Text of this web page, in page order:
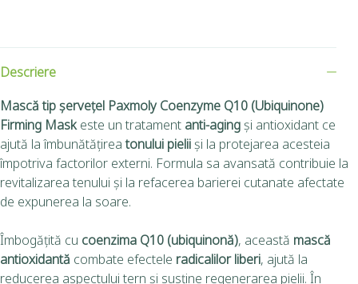
Descriere
Mască tip șervețel Paxmoly Coenzyme Q10 (Ubiquinone)
Firming Maskeste un tratament anti-agingși antioxidant ce
ajută la îmbunătățireatonului pieliiși la protejarea acesteia
împotriva factorilor externi. Formula sa avansată contribuie la
revitalizarea tenului și la refacerea barierei cutanate afectate
de expunerea la soare.
Îmbogățită cu coenzima Q10 (ubiquinonă), această mască
antioxidantă combate efectele radicalilor liberi, ajută la
reducerea aspectului tern și susține regenerarea pielii. În